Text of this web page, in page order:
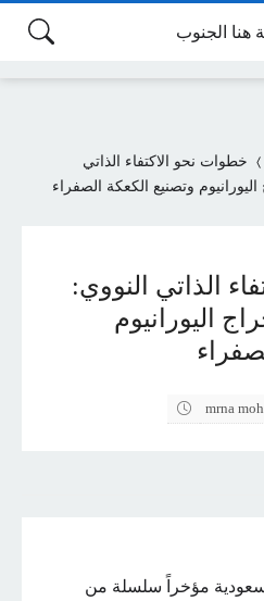
خطوات نحو الاكتفاء الذاتي
وتصنيع الكعكة الصفراء
الذاتي النووي:
اليورانيوم
mrna
مؤخراً سلسلة من